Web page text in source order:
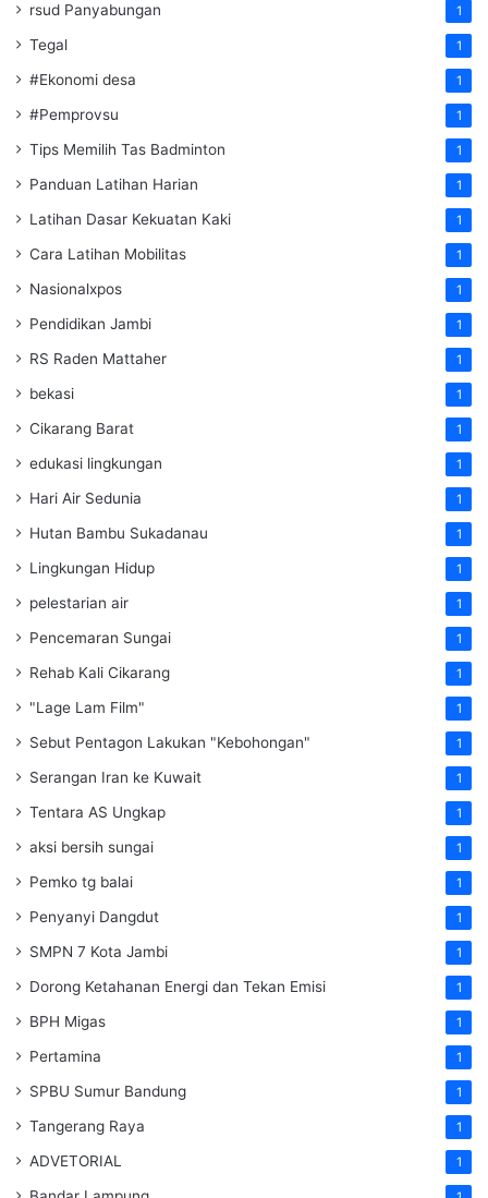
rsud Panyabungan 1
Tegal 1
#Ekonomi desa 1
#Pemprovsu 1
Tips Memilih Tas Badminton 1
Panduan Latihan Harian 1
Latihan Dasar Kekuatan Kaki 1
Cara Latihan Mobilitas 1
Nasionalxpos 1
Pendidikan Jambi 1
RS Raden Mattaher 1
bekasi 1
Cikarang Barat 1
edukasi lingkungan 1
Hari Air Sedunia 1
Hutan Bambu Sukadanau 1
Lingkungan Hidup 1
pelestarian air 1
Pencemaran Sungai 1
Rehab Kali Cikarang 1
"Lage Lam Film" 1
Sebut Pentagon Lakukan "Kebohongan" 1
Serangan Iran ke Kuwait 1
Tentara AS Ungkap 1
aksi bersih sungai 1
Pemko tg balai 1
Penyanyi Dangdut 1
SMPN 7 Kota Jambi 1
Dorong Ketahanan Energi dan Tekan Emisi 1
BPH Migas 1
Pertamina 1
SPBU Sumur Bandung 1
Tangerang Raya 1
ADVETORIAL 1